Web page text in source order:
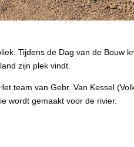
Tijdens de Dag van de Bouw
zijn plek vindt.
team van Gebr. Van Kessel
wordt gemaakt voor de rivier.